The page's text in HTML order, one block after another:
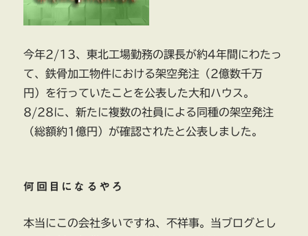
今年2/13、東北工場勤務の課長が約4年間にわたっ
て、鉄骨加工物件における架空発注（2億数千万
円）を行っていたことを公表した大和ハウス。
8/28に、新たに複数の社員による同種の架空発注
（総額約1億円）が確認されたと公表しました。
何回目になるやろ
本当にこの会社多いですね、不祥事。当ブログとし